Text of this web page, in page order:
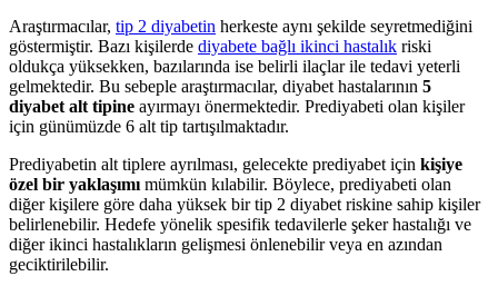
Araştırmacılar, tip 2 diyabetin herkeste aynı şekilde seyretmediğini
göstermiştir. Bazı kişilerde diyabete bağlı ikinci hastalık riski
oldukça yüksekken, bazılarında ise belirli ilaçlar ile tedavi yeterli
gelmektedir. Bu sebeple araştırmacılar, diyabet hastalarının 5
diyabet alt tipine ayırmayı önermektedir. Prediyabeti olan kişiler
için günümüzde 6 alt tip tartışılmaktadır.
Prediyabetin alt tiplere ayrılması, gelecekte prediyabet için kişiye
özel bir yaklaşımı mümkün kılabilir. Böylece, prediyabeti olan
diğer kişilere göre daha yüksek bir tip 2 diyabet riskine sahip kişiler
belirlenebilir. Hedefe yönelik spesifik tedavilerle şeker hastalığı ve
diğer ikinci hastalıkların gelişmesi önlenebilir veya en azından
geciktirilebilir.